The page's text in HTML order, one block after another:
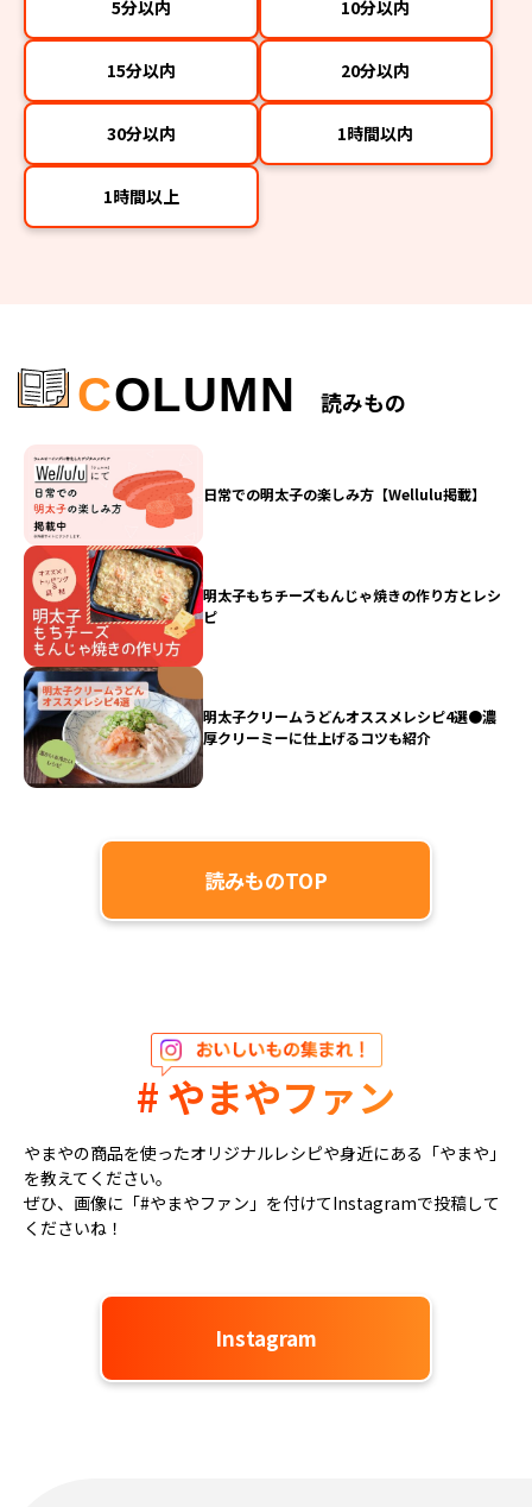
5分以内 10分以内
15分以内 20分以内
30分以内 1時間以内
1時間以上
COLUMN 読みもの
日常での明太子の楽しみ方【Wellulu掲載】
明太子もちチーズもんじゃ焼きの作り方とレシ
ピ
明太子クリームうどんオススメレシピ4選●濃
厚クリーミーに仕上げるコツも紹介
読みものTOP
# やまやファン
やまやの商品を使ったオリジナルレシピや身近にある「やまや」
を教えてください。
ぜひ、画像に「#やまやファン」を付けてInstagramで投稿して
くださいね！
Instagram